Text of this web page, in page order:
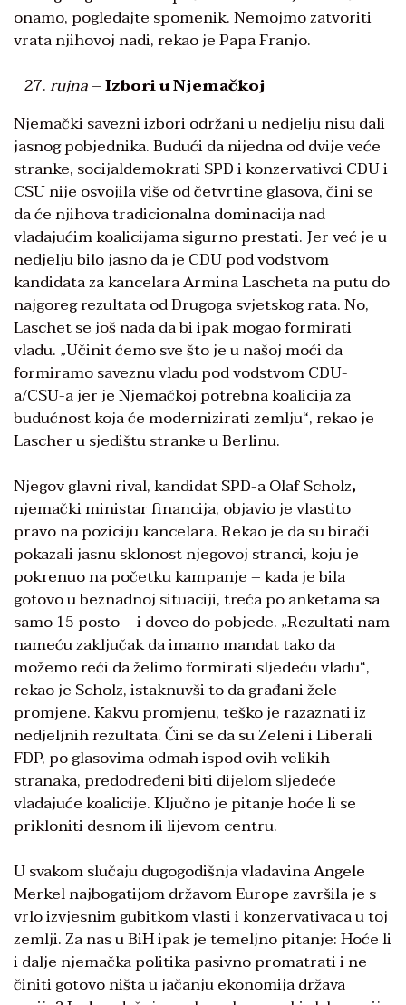
onamo, pogledajte spomenik. Nemojmo zatvoriti
vrata njihovoj nadi, rekao je Papa Franjo.
rujna–Izbori u Njemačkoj
Njemački savezni izbori održani u nedjelju nisu dali
jasnog pobjednika. Budući da nijedna od dvije veće
stranke, socijaldemokrati SPD i konzervativci CDU i
CSU nije osvojila više od četvrtine glasova, čini se
da će njihova tradicionalna dominacija nad
vladajućim koalicijama sigurno prestati. Jer već je u
nedjelju bilo jasno da je CDU pod vodstvom
kandidata za kancelara Armina Lascheta na putu do
najgoreg rezultata od Drugoga svjetskog rata. No,
Laschet se još nada da bi ipak mogao formirati
vladu. „Učinit ćemo sve što je u našoj moći da
formiramo saveznu vladu pod vodstvom CDU-
a/CSU-a jer je Njemačkoj potrebna koalicija za
budućnost koja će modernizirati zemlju“, rekao je
Lascher u sjedištu stranke u Berlinu.
Njegov glavni rival, kandidat SPD-a Olaf Scholz,
njemački ministar financija, objavio je vlastito
pravo na poziciju kancelara. Rekao je da su birači
pokazali jasnu sklonost njegovoj stranci, koju je
pokrenuo na početku kampanje – kada je bila
gotovo u beznadnoj situaciji, treća po anketama sa
samo 15 posto – i doveo do pobjede. „Rezultati nam
nameću zaključak da imamo mandat tako da
možemo reći da želimo formirati sljedeću vladu“,
rekao je Scholz, istaknuvši to da građani žele
promjene. Kakvu promjenu, teško je razaznati iz
nedjeljnih rezultata. Čini se da su Zeleni i Liberali
FDP, po glasovima odmah ispod ovih velikih
stranaka, predodređeni biti dijelom sljedeće
vladajuće koalicije. Ključno je pitanje hoće li se
prikloniti desnom ili lijevom centru.
U svakom slučaju dugogodišnja vladavina Angele
Merkel najbogatijom državom Europe završila je s
vrlo izvjesnim gubitkom vlasti i konzervativaca u toj
zemlji. Za nas u BiH ipak je temeljno pitanje: Hoće li
i dalje njemačka politika pasivno promatrati i ne
činiti gotovo ništa u jačanju ekonomija država